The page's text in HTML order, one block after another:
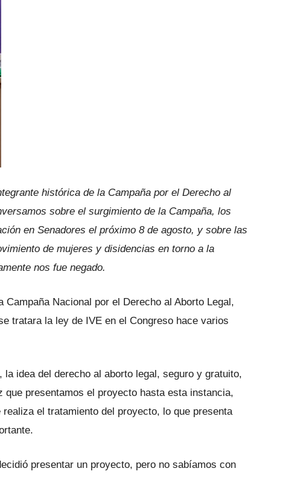
histórica de la Campaña por el Derecho al
sobre el surgimiento de la Campaña, los
en Senadores el próximo 8 de agosto, y sobre las
de mujeres y disidencias en torno a la
nos fue negado.
Nacional por el Derecho al Aborto Legal,
tratara la ley de IVE en el Congreso hace varios
la idea del derecho al aborto legal, seguro y gratuito,
que presentamos el proyecto hasta esta instancia,
el tratamiento del proyecto, lo que presenta
presentar un proyecto, pero no sabíamos con